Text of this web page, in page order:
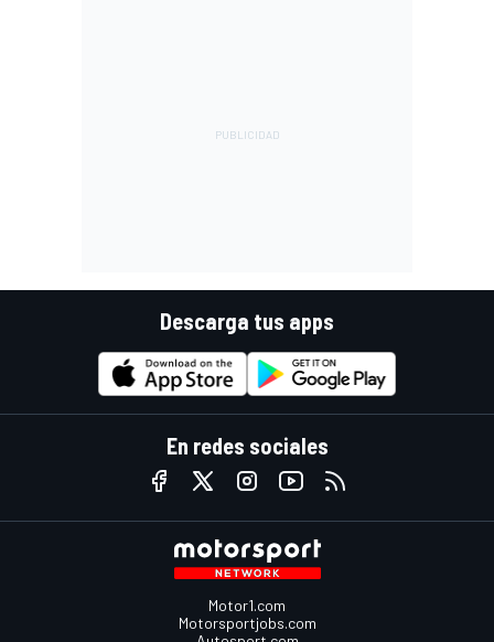
Descarga tus apps
En redes sociales
Motor1.com
Motorsportjobs.com